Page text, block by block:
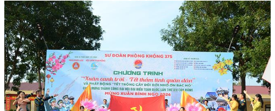
số 80-NQ/TW của Bộ Chính trị